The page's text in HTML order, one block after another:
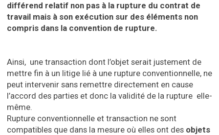
différend relatif non pas à la rupture du contrat de
travail mais à son exécution sur des éléments non
compris dans la convention de rupture.
Ainsi, une transaction dont l’objet serait justement de
mettre fin à un litige lié à une rupture conventionnelle, ne
peut intervenir sans remettre directement en cause
l’accord des parties et donc la validité de la rupture elle-
même.
Rupture conventionnelle et transaction ne sont
compatibles que dans la mesure où elles ont des objets